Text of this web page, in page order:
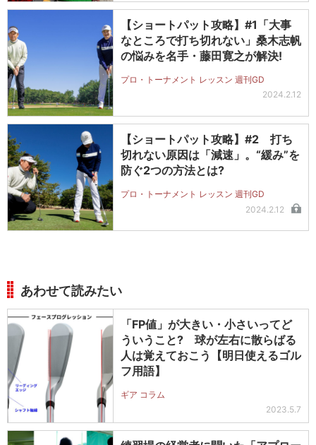
【ショートパット攻略】#1「大事
なところで打ち切れない」桑木志帆
の悩みを名手・藤田寛之が解決!
プロ・トーナメント レッスン 週刊GD
2024.2.12
【ショートパット攻略】#2 打ち
切れない原因は「減速」。“緩み”を
防ぐ2つの方法とは?
プロ・トーナメント レッスン 週刊GD
2024.2.12
あわせて読みたい
「FP値」が大きい・小さいってど
ういうこと? 球が左右に散らばる
人は覚えておこう【明日使えるゴル
フ用語】
ギア コラム
2023.5.7